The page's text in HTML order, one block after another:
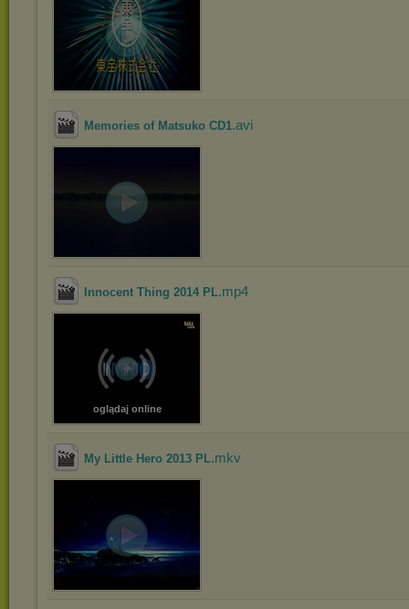
Memories of Matsuko CD1.avi
Innocent Thing 2014 PL.mp4
oglądaj online
My Little Hero 2013 PL.mkv